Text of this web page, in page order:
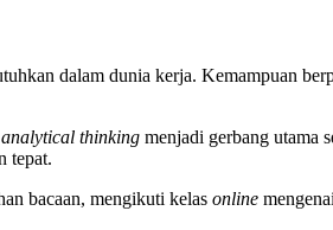
dalam dunia kerja. Kemampuan
analytical thinking menjadi gerbang utama
tepat.
bacaan, mengikuti kelas online mengenai